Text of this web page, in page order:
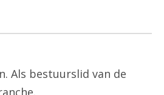
Als bestuurslid van de